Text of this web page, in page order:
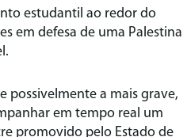
estudantil ao redor do
em defesa de uma Palestina
possivelmente a mais grave,
em tempo real um
promovido pelo Estado de